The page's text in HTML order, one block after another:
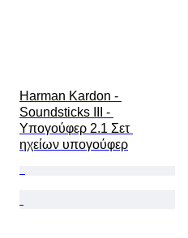
Harman Kardon -
Soundsticks III -
Υπογούφερ 2.1 Σετ
ηχείων υπογούφερ